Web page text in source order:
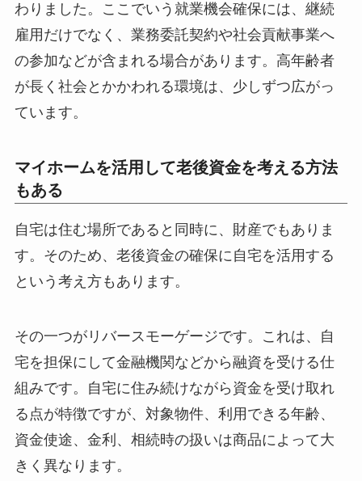
わりました。ここでいう就業機会確保には、継続
雇用だけでなく、業務委託契約や社会貢献事業へ
の参加などが含まれる場合があります。高年齢者
が長く社会とかかわれる環境は、少しずつ広がっ
ています。
マイホームを活用して老後資金を考える方法
もある
自宅は住む場所であると同時に、財産でもありま
す。そのため、老後資金の確保に自宅を活用する
という考え方もあります。
その一つがリバースモーゲージです。これは、自
宅を担保にして金融機関などから融資を受ける仕
組みです。自宅に住み続けながら資金を受け取れ
る点が特徴ですが、対象物件、利用できる年齢、
資金使途、金利、相続時の扱いは商品によって大
きく異なります。